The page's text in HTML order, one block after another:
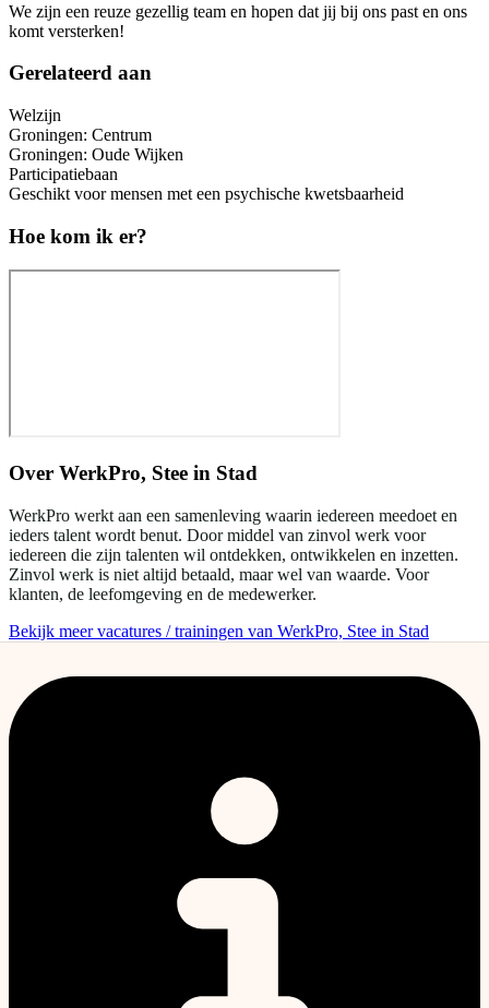
We zijn een reuze gezellig team en hopen dat jij bij ons past en ons
komt versterken!
Gerelateerd aan
Welzijn
Groningen: Centrum
Groningen: Oude Wijken
Participatiebaan
Geschikt voor mensen met een psychische kwetsbaarheid
Hoe kom ik er?
Over WerkPro, Stee in Stad
WerkPro werkt aan een samenleving waarin iedereen meedoet en
ieders talent wordt benut. Door middel van zinvol werk voor
iedereen die zijn talenten wil ontdekken, ontwikkelen en inzetten.
Zinvol werk is niet altijd betaald, maar wel van waarde. Voor
klanten, de leefomgeving en de medewerker.
Bekijk meer vacatures / trainingen van WerkPro, Stee in Stad